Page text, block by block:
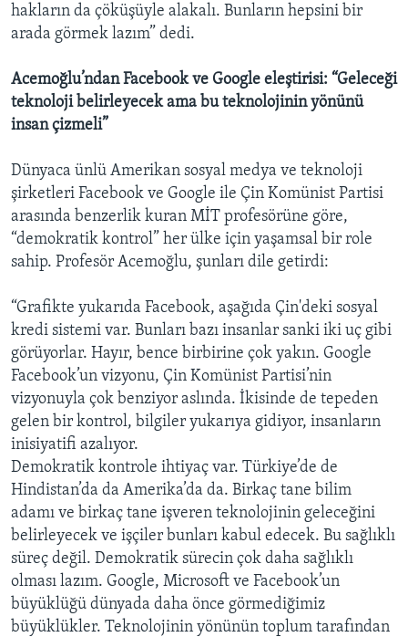
hakların da çöküşüyle alakalı. Bunların hepsini bir
arada görmek lazım” dedi.
Acemoğlu’ndan Facebook ve Google eleştirisi: “Geleceği
teknoloji belirleyecek ama bu teknolojinin yönünü
insan çizmeli”
Dünyaca ünlü Amerikan sosyal medya ve teknoloji
şirketleri Facebook ve Google ile Çin Komünist Partisi
arasında benzerlik kuran MİT profesörüne göre,
“demokratik kontrol” her ülke için yaşamsal bir role
sahip. Profesör Acemoğlu, şunları dile getirdi:
“Grafikte yukarıda Facebook, aşağıda Çin'deki sosyal
kredi sistemi var. Bunları bazı insanlar sanki iki uç gibi
görüyorlar. Hayır, bence birbirine çok yakın. Google
Facebook’un vizyonu, Çin Komünist Partisi’nin
vizyonuyla çok benziyor aslında. İkisinde de tepeden
gelen bir kontrol, bilgiler yukarıya gidiyor, insanların
inisiyatifi azalıyor.
Demokratik kontrole ihtiyaç var. Türkiye’de de
Hindistan’da da Amerika’da da. Birkaç tane bilim
adamı ve birkaç tane işveren teknolojinin geleceğini
belirleyecek ve işçiler bunları kabul edecek. Bu sağlıklı
süreç değil. Demokratik sürecin çok daha sağlıklı
olması lazım. Google, Microsoft ve Facebook’un
büyüklüğü dünyada daha önce görmediğimiz
büyüklükler. Teknolojinin yönünün toplum tarafından